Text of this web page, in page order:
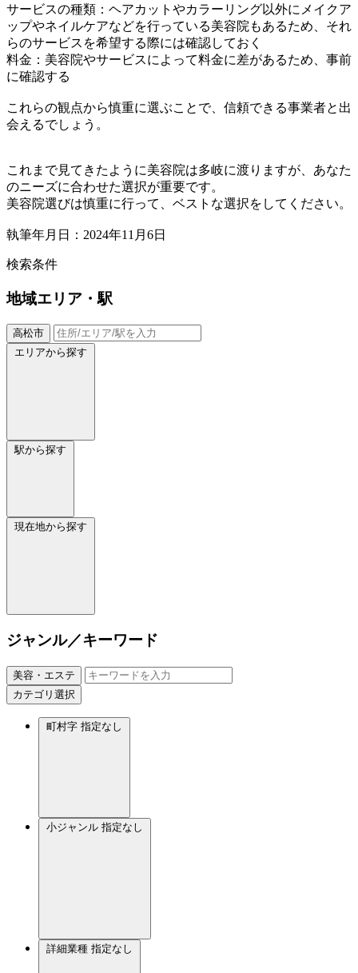
サービスの種類：ヘアカットやカラーリング以外にメイクア
ップやネイルケアなどを行っている美容院もあるため、それ
らのサービスを希望する際には確認しておく
料金：美容院やサービスによって料金に差があるため、事前
に確認する
これらの観点から慎重に選ぶことで、信頼できる事業者と出
会えるでしょう。
これまで見てきたように美容院は多岐に渡りますが、あなた
のニーズに合わせた選択が重要です。
美容院選びは慎重に行って、ベストな選択をしてください。
執筆年月日：2024年11月6日
検索条件
地域エリア・駅
高松市
エリアから探す
駅から探す
現在地から探す
ジャンル／キーワード
美容・エステ
カテゴリ選択
町村字 指定なし
小ジャンル 指定なし
詳細業種 指定なし